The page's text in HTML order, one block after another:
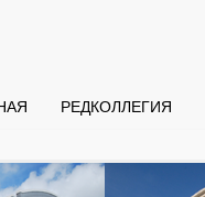
РЕДКОЛЛЕГИЯ